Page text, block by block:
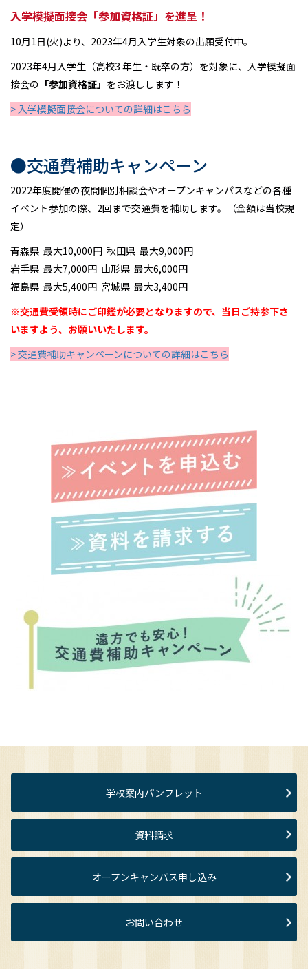
入学模擬面接会「参加資格証」を進呈！
10月1日(火)より、2023年4月入学生対象の出願受付中。
2023年4月入学生（高校3 年生・既卒の方）を対象に、入学模擬面
接会の 「参加資格証」 をお渡しします！
> 入学模擬面接会についての詳細はこちら
●交通費補助キャンペーン
2022年度開催の夜間個別相談会やオープンキャンパスなどの各種
イベント参加の際、2回まで交通費を補助します。（金額は当校規
定）
青森県 最大10,000円 秋田県 最大9,000円
岩手県 最大7,000円 山形県 最大6,000円
福島県 最大5,400円 宮城県 最大3,400円
※交通費受領時にご印鑑が必要となりますので、当日ご持参下さ
いますよう、お願いいたします。
> 交通費補助キャンペーンについての詳細はこちら
学校案内パンフレット
資料請求
オープンキャンパス申し込み
お問い合わせ